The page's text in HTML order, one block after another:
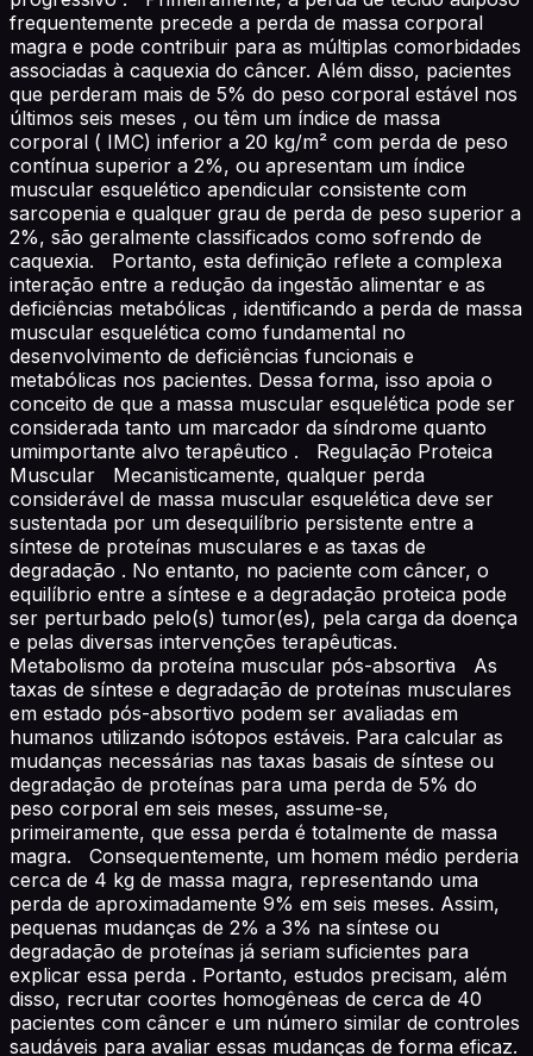
frequentemente precede a perda de massa corporal
magra e pode contribuir para as múltiplas comorbidades
associadas à caquexia do câncer. Além disso, pacientes
que perderam mais de 5% do peso corporal estável nos
últimos seis meses , ou têm um índice de massa
corporal ( IMC) inferior a 20 kg/m² com perda de peso
contínua superior a 2%, ou apresentam um índice
muscular esquelético apendicular consistente com
sarcopenia e qualquer grau de perda de peso superior a
2%, são geralmente classificados como sofrendo de
caquexia. Portanto, esta definição reflete a complexa
interação entre a redução da ingestão alimentar e as
deficiências metabólicas , identificando a perda de massa
muscular esquelética como fundamental no
desenvolvimento de deficiências funcionais e
metabólicas nos pacientes. Dessa forma, isso apoia o
conceito de que a massa muscular esquelética pode ser
considerada tanto um marcador da síndrome quanto
umimportante alvo terapêutico . Regulação Proteica
Muscular Mecanisticamente, qualquer perda
considerável de massa muscular esquelética deve ser
sustentada por um desequilíbrio persistente entre a
síntese de proteínas musculares e as taxas de
degradação . No entanto, no paciente com câncer, o
equilíbrio entre a síntese e a degradação proteica pode
ser perturbado pelo(s) tumor(es), pela carga da doença
e pelas diversas intervenções terapêuticas.
Metabolismo da proteína muscular pós-absortiva As
taxas de síntese e degradação de proteínas musculares
em estado pós-absortivo podem ser avaliadas em
humanos utilizando isótopos estáveis. Para calcular as
mudanças necessárias nas taxas basais de síntese ou
degradação de proteínas para uma perda de 5% do
peso corporal em seis meses, assume-se,
primeiramente, que essa perda é totalmente de massa
magra. Consequentemente, um homem médio perderia
cerca de 4 kg de massa magra, representando uma
perda de aproximadamente 9% em seis meses. Assim,
pequenas mudanças de 2% a 3% na síntese ou
degradação de proteínas já seriam suficientes para
explicar essa perda . Portanto, estudos precisam, além
disso, recrutar coortes homogêneas de cerca de 40
pacientes com câncer e um número similar de controles
saudáveis para avaliar essas mudanças de forma eficaz.